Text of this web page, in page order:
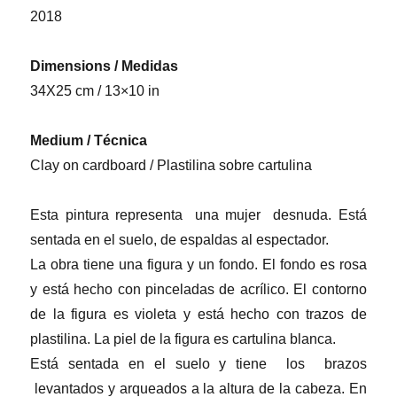
2018
Dimensions / Medidas
34X25 cm / 13×10 in
Medium / Técnica
Clay on cardboard / Plastilina sobre cartulina
Esta pintura representa una mujer desnuda. Está
sentada en el suelo, de espaldas al espectador.
La obra tiene una figura y un fondo. El fondo es rosa
y está hecho con pinceladas de acrílico. El contorno
de la figura es violeta y está hecho con trazos de
plastilina. La piel de la figura es cartulina blanca.
Está sentada en el suelo y tiene los brazos
levantados y arqueados a la altura de la cabeza. En